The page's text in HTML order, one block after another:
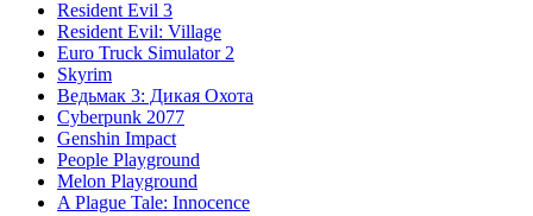
Resident Evil 3
Resident Evil: Village
Euro Truck Simulator 2
Skyrim
Ведьмак 3: Дикая Охота
Cyberpunk 2077
Genshin Impact
People Playground
Melon Playground
A Plague Tale: Innocence